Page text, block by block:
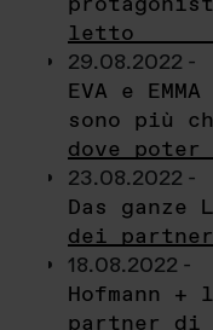
letto
29.08.2022 -
EVA e
sono più
dove poter
23.08.2022 -
Das ganze
dei
18.08.2022 -
Hofmann
partner di